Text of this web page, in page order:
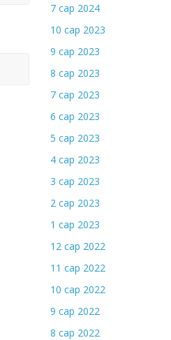
7 сар 2024
10 сар 2023
9 сар 2023
8 сар 2023
7 сар 2023
6 сар 2023
5 сар 2023
4 сар 2023
3 сар 2023
2 сар 2023
1 сар 2023
12 сар 2022
11 сар 2022
10 сар 2022
9 сар 2022
8 сар 2022